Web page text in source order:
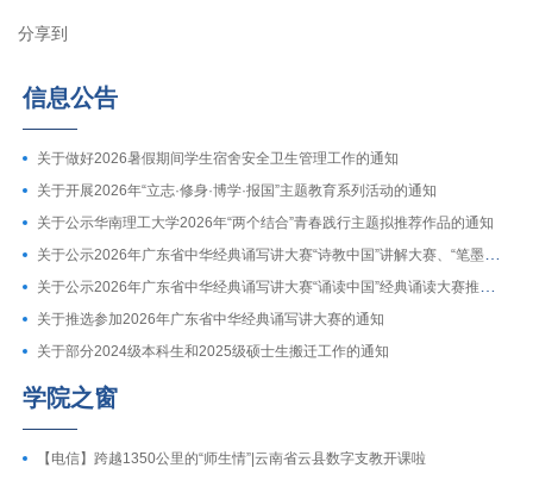
分享到
信息公告
关于做好2026暑假期间学生宿舍安全卫生管理工作的通知
关于开展2026年“立志·修身·博学·报国”主题教育系列活动的通知
关于公示华南理工大学2026年“两个结合”青春践行主题拟推荐作品的通知
关于公示2026年广东省中华经典诵写讲大赛“诗教中国”讲解大赛、“笔墨中国”暨第十七届广东省规范汉字书写大赛推荐参赛作品的通知
关于公示2026年广东省中华经典诵写讲大赛“诵读中国”经典诵读大赛推荐参赛作品的通知
关于推选参加2026年广东省中华经典诵写讲大赛的通知
关于部分2024级本科生和2025级硕士生搬迁工作的通知
学院之窗
【电信】跨越1350公里的“师生情”|云南省云县数字支教开课啦